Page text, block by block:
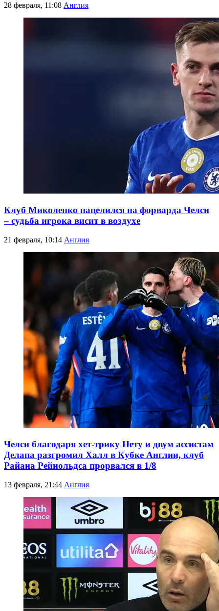
28 февраля, 11:08 Англия
Клуб Миколенко нацелился на форварда Челси
– судьба игрока висит в воздухе
21 февраля, 10:14 Англия
Челси благодаря хет-трику Нету и двум ассистам
Делапа разгромил Халл в Кубке Англии, клуб
Райана Рейнольдса прорвался в 1/8
13 февраля, 21:44 Англия